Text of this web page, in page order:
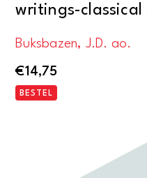
writings-classical
Buksbazen, J.D. ao.
€14,75
BESTEL